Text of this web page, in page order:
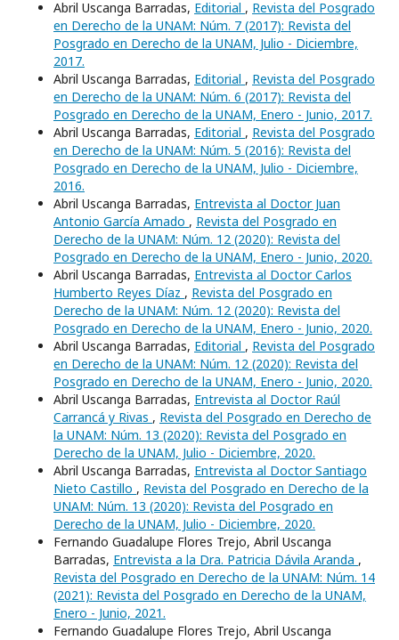
Abril Uscanga Barradas, Editorial , Revista del Posgrado
en Derecho de la UNAM: Núm. 7 (2017): Revista del
Posgrado en Derecho de la UNAM, Julio - Diciembre,
2017.
Abril Uscanga Barradas, Editorial , Revista del Posgrado
en Derecho de la UNAM: Núm. 6 (2017): Revista del
Posgrado en Derecho de la UNAM, Enero - Junio, 2017.
Abril Uscanga Barradas, Editorial , Revista del Posgrado
en Derecho de la UNAM: Núm. 5 (2016): Revista del
Posgrado en Derecho de la UNAM, Julio - Diciembre,
2016.
Abril Uscanga Barradas, Entrevista al Doctor Juan
Antonio García Amado , Revista del Posgrado en
Derecho de la UNAM: Núm. 12 (2020): Revista del
Posgrado en Derecho de la UNAM, Enero - Junio, 2020.
Abril Uscanga Barradas, Entrevista al Doctor Carlos
Humberto Reyes Díaz , Revista del Posgrado en
Derecho de la UNAM: Núm. 12 (2020): Revista del
Posgrado en Derecho de la UNAM, Enero - Junio, 2020.
Abril Uscanga Barradas, Editorial , Revista del Posgrado
en Derecho de la UNAM: Núm. 12 (2020): Revista del
Posgrado en Derecho de la UNAM, Enero - Junio, 2020.
Abril Uscanga Barradas, Entrevista al Doctor Raúl
Carrancá y Rivas , Revista del Posgrado en Derecho de
la UNAM: Núm. 13 (2020): Revista del Posgrado en
Derecho de la UNAM, Julio - Diciembre, 2020.
Abril Uscanga Barradas, Entrevista al Doctor Santiago
Nieto Castillo , Revista del Posgrado en Derecho de la
UNAM: Núm. 13 (2020): Revista del Posgrado en
Derecho de la UNAM, Julio - Diciembre, 2020.
Fernando Guadalupe Flores Trejo, Abril Uscanga
Barradas, Entrevista a la Dra. Patricia Dávila Aranda ,
Revista del Posgrado en Derecho de la UNAM: Núm. 14
(2021): Revista del Posgrado en Derecho de la UNAM,
Enero - Junio, 2021.
Fernando Guadalupe Flores Trejo, Abril Uscanga